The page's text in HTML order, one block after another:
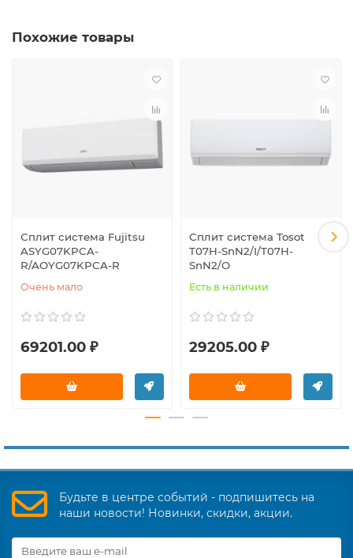
Похожие товары
Сплит система Fujitsu
ASYG07KPCA-
R/AOYG07KPCA-R
Очень мало
69201.00 ₽
Сплит система Tosot
T07H-SnN2/I/T07H-
SnN2/O
Есть в наличии
29205.00 ₽
Будьте в центре событий - подпишитесь на
наши новости! Новинки, скидки, акции.